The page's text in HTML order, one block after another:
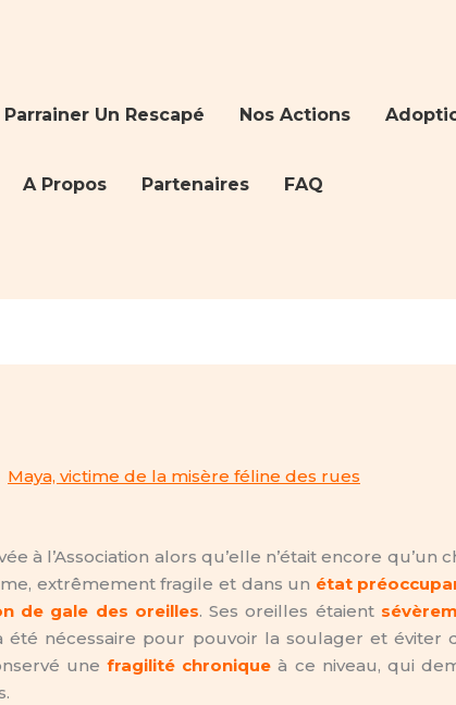
Parrainer Un Rescapé Nos Actions
A Propos Partenaires FAQ
Maya, victime de la misère féline des rues
à l’Association alors qu’elle n’était encore qu’un
extrêmement fragile et dans un état
de gale des oreilles. Ses oreilles étaient
été nécessaire pour pouvoir la soulager et éviter
une fragilité chronique à ce niveau, qui